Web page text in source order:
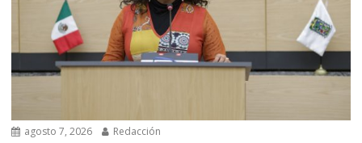
agosto 7, 2026 Redacción